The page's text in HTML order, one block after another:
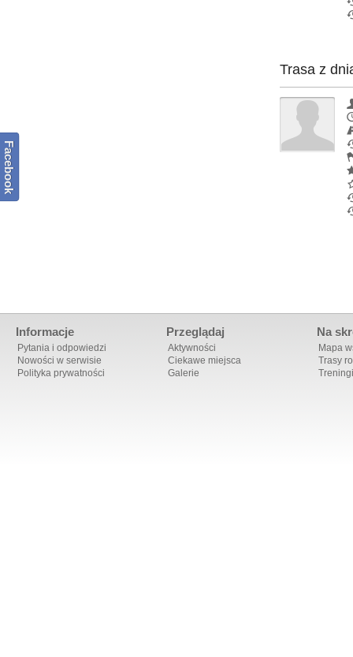
Trasa z
Informacje
Pytania i odpowiedzi
Nowości w serwisie
Polityka prywatności
Przeglądaj
Aktywności
Ciekawe miejsca
Galerie
Na
Mapa
Trasy
Facebook